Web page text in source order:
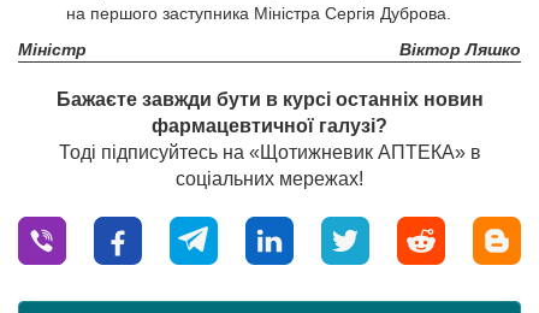
на першого заступника Міністра Сергія Дуброва.
Міністр
Віктор Ляшко
Бажаєте завжди бути в курсі останніх новин
фармацевтичної галузі?
Тоді підписуйтесь на «Щотижневик АПТЕКА» в
соціальних мережах!